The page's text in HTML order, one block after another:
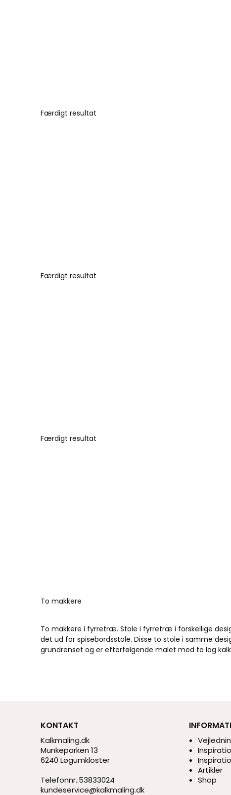
Færdigt resultat
Færdigt resultat
Færdigt resultat
To makkere
To makkere i fyrretræ. Stole i fyrretræ i forskellige
det ud for spisebordsstole. Disse to stole i samme
grundrenset og er efterfølgende malet med to lag
KONTAKT
Kalkmaling.dk
Munkeparken 13
6240 Løgumkloster
Telefonnr.:53833024
kundeservice@kalkmaling.dk
Artikler
Shop